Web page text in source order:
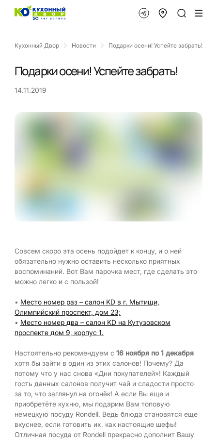
Кухонный Двор Новости Подарки осени! Успейте забрать!
Подарки осени! Успейте забрать!
14.11.2019
Совсем скоро эта осень подойдет к концу, и о ней
обязательно нужно оставить несколько приятных
воспоминаний. Вот Вам парочка мест, где сделать это
можно легко и с пользой!
• Место номер раз – салон KD в г. Мытищи,
Олимпийский проспект, дом 23;
• Место номер два – салон KD на Кутузовском
проспекте дом 9, корпус 1.
Настоятельно рекомендуем с 16 ноября по 1 декабря
хотя бы зайти в один из этих салонов! Почему? Да
потому что у нас снова «Дни покупателей»! Каждый
гость данных салонов получит чай и сладости просто
за то, что заглянул на огонёк! А если Вы еще и
приобретёте кухню, мы подарим Вам топовую
немецкую посуду Rondell. Ведь блюда становятся еще
вкуснее, если готовить их, как настоящие шефы!
Отличная посуда от Rondell прекрасно дополнит Вашу